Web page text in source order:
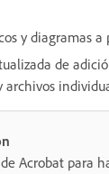
y diagramas
de
archivos
Acrobat para